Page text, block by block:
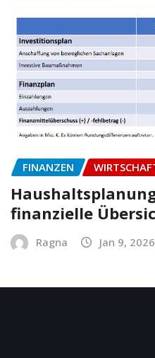
FINANZEN
finanzielle
Ragna Jan 9, 2026